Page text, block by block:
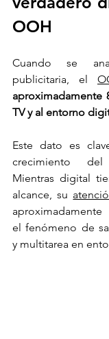
OOH
Cuando se
publicitaria, el
aproximadamente
TV y al entorno
Este dato es
crecimiento
Mientras digital
alcance, su
el fenómeno de
y multitarea en